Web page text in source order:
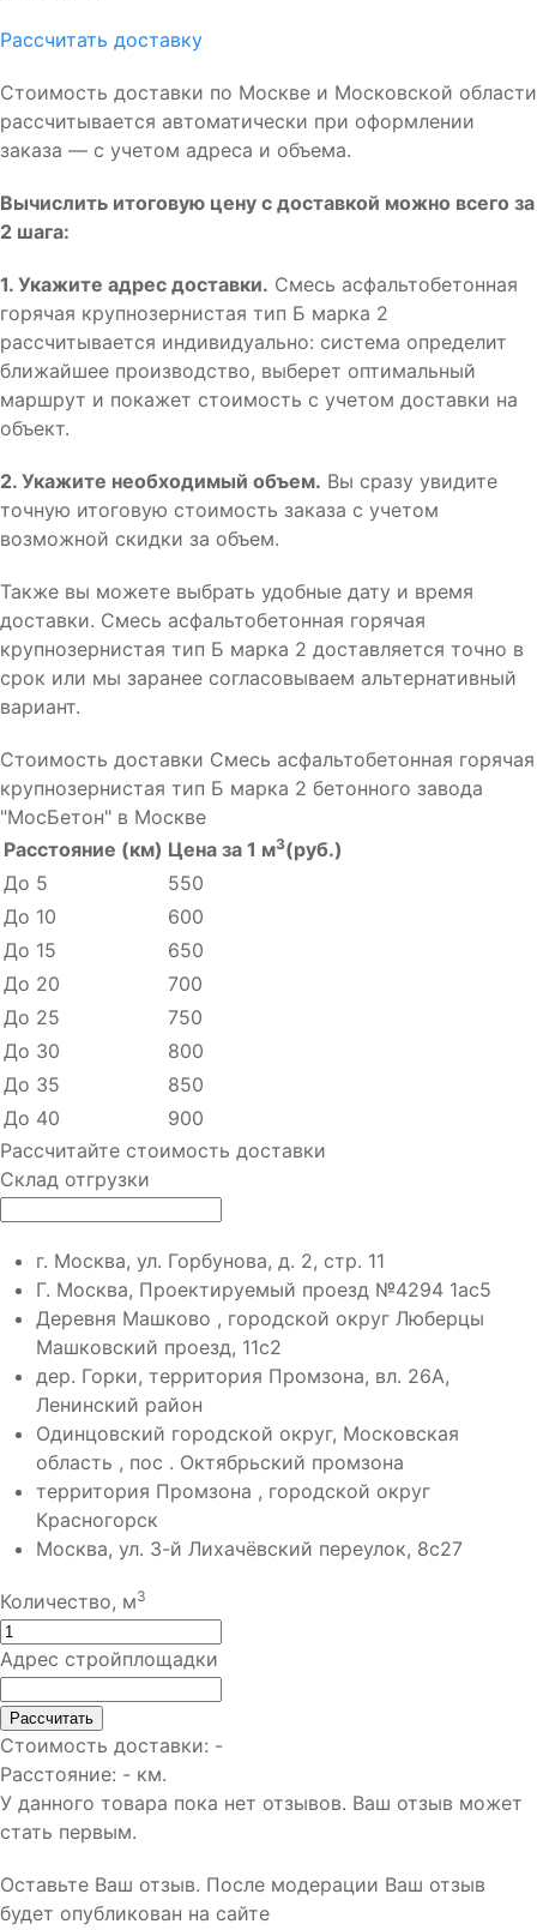
Рассчитать доставку
Стоимость доставки по Москве и Московской области
рассчитывается автоматически при оформлении
заказа — с учетом адреса и объема.
Вычислить итоговую цену с доставкой можно всего за
2 шага:
1. Укажите адрес доставки. Смесь асфальтобетонная
горячая крупнозернистая тип Б марка 2
рассчитывается индивидуально: система определит
ближайшее производство, выберет оптимальный
маршрут и покажет стоимость с учетом доставки на
объект.
2. Укажите необходимый объем. Вы сразу увидите
точную итоговую стоимость заказа с учетом
возможной скидки за объем.
Также вы можете выбрать удобные дату и время
доставки. Смесь асфальтобетонная горячая
крупнозернистая тип Б марка 2 доставляется точно в
срок или мы заранее согласовываем альтернативный
вариант.
Стоимость доставки Смесь асфальтобетонная горячая
крупнозернистая тип Б марка 2 бетонного завода
"МосБетон" в Москве
Расстояние (км) Цена за 1 м3(руб.)
До 5
550
До 10
600
До 15
650
До 20
700
До 25
750
До 30
800
До 35
850
До 40
900
Рассчитайте стоимость доставки
Склад отгрузки
г. Москва, ул. Горбунова, д. 2, стр. 11
Г. Москва, Проектируемый проезд №4294 1ас5
Деревня Машково , городской округ Люберцы
Машковский проезд, 11с2
дер. Горки, территория Промзона, вл. 26А,
Ленинский район
Одинцовский городской округ, Московская
область , пос . Октябрьский промзона
территория Промзона , городской округ
Красногорск
Москва, ул. 3-й Лихачёвский переулок, 8с27
Количество, м3
Адрес стройплощадки
Рассчитать
Стоимость доставки: -
Расстояние: - км.
У данного товара пока нет отзывов. Ваш отзыв может
стать первым.
Оставьте Ваш отзыв. После модерации Ваш отзыв
будет опубликован на сайте